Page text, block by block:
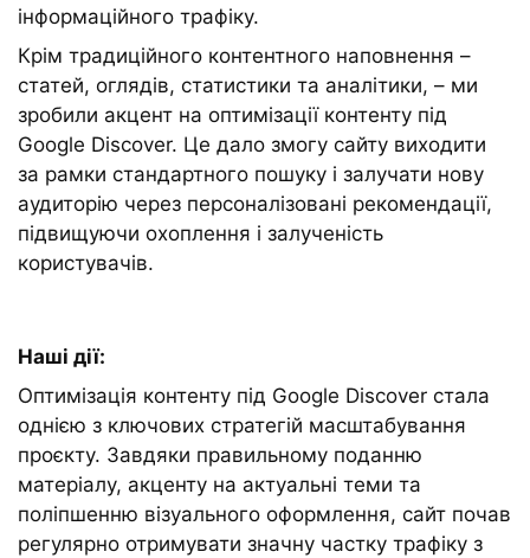
інформаційного трафіку.
Крім традиційного контентного наповнення –
статей, оглядів, статистики та аналітики, – ми
зробили акцент на оптимізації контенту під
Google Discover. Це дало змогу сайту виходити
за рамки стандартного пошуку і залучати нову
аудиторію через персоналізовані рекомендації,
підвищуючи охоплення і залученість
користувачів.
Наші дії:
Оптимізація контенту під Google Discover стала
однією з ключових стратегій масштабування
проєкту. Завдяки правильному поданню
матеріалу, акценту на актуальні теми та
поліпшенню візуального оформлення, сайт почав
регулярно отримувати значну частку трафіку з